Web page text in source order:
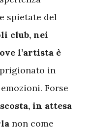
spietate del
club, nei
l’artista è
in
Forse
in attesa
non come